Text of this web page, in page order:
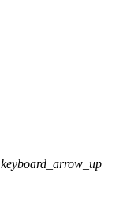
keyboard_arrow_up